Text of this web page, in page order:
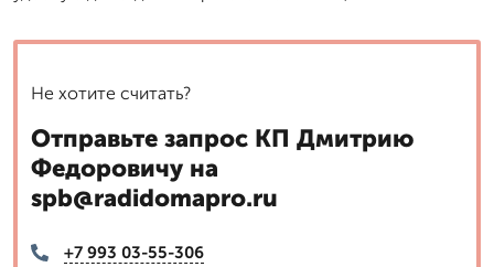
Не хотите считать?
Отправьте запрос КП Дмитрию
Федоровичу на
spb@radidomapro.ru
+7 993 03-55-306